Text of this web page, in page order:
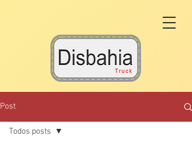
Post
Todos posts